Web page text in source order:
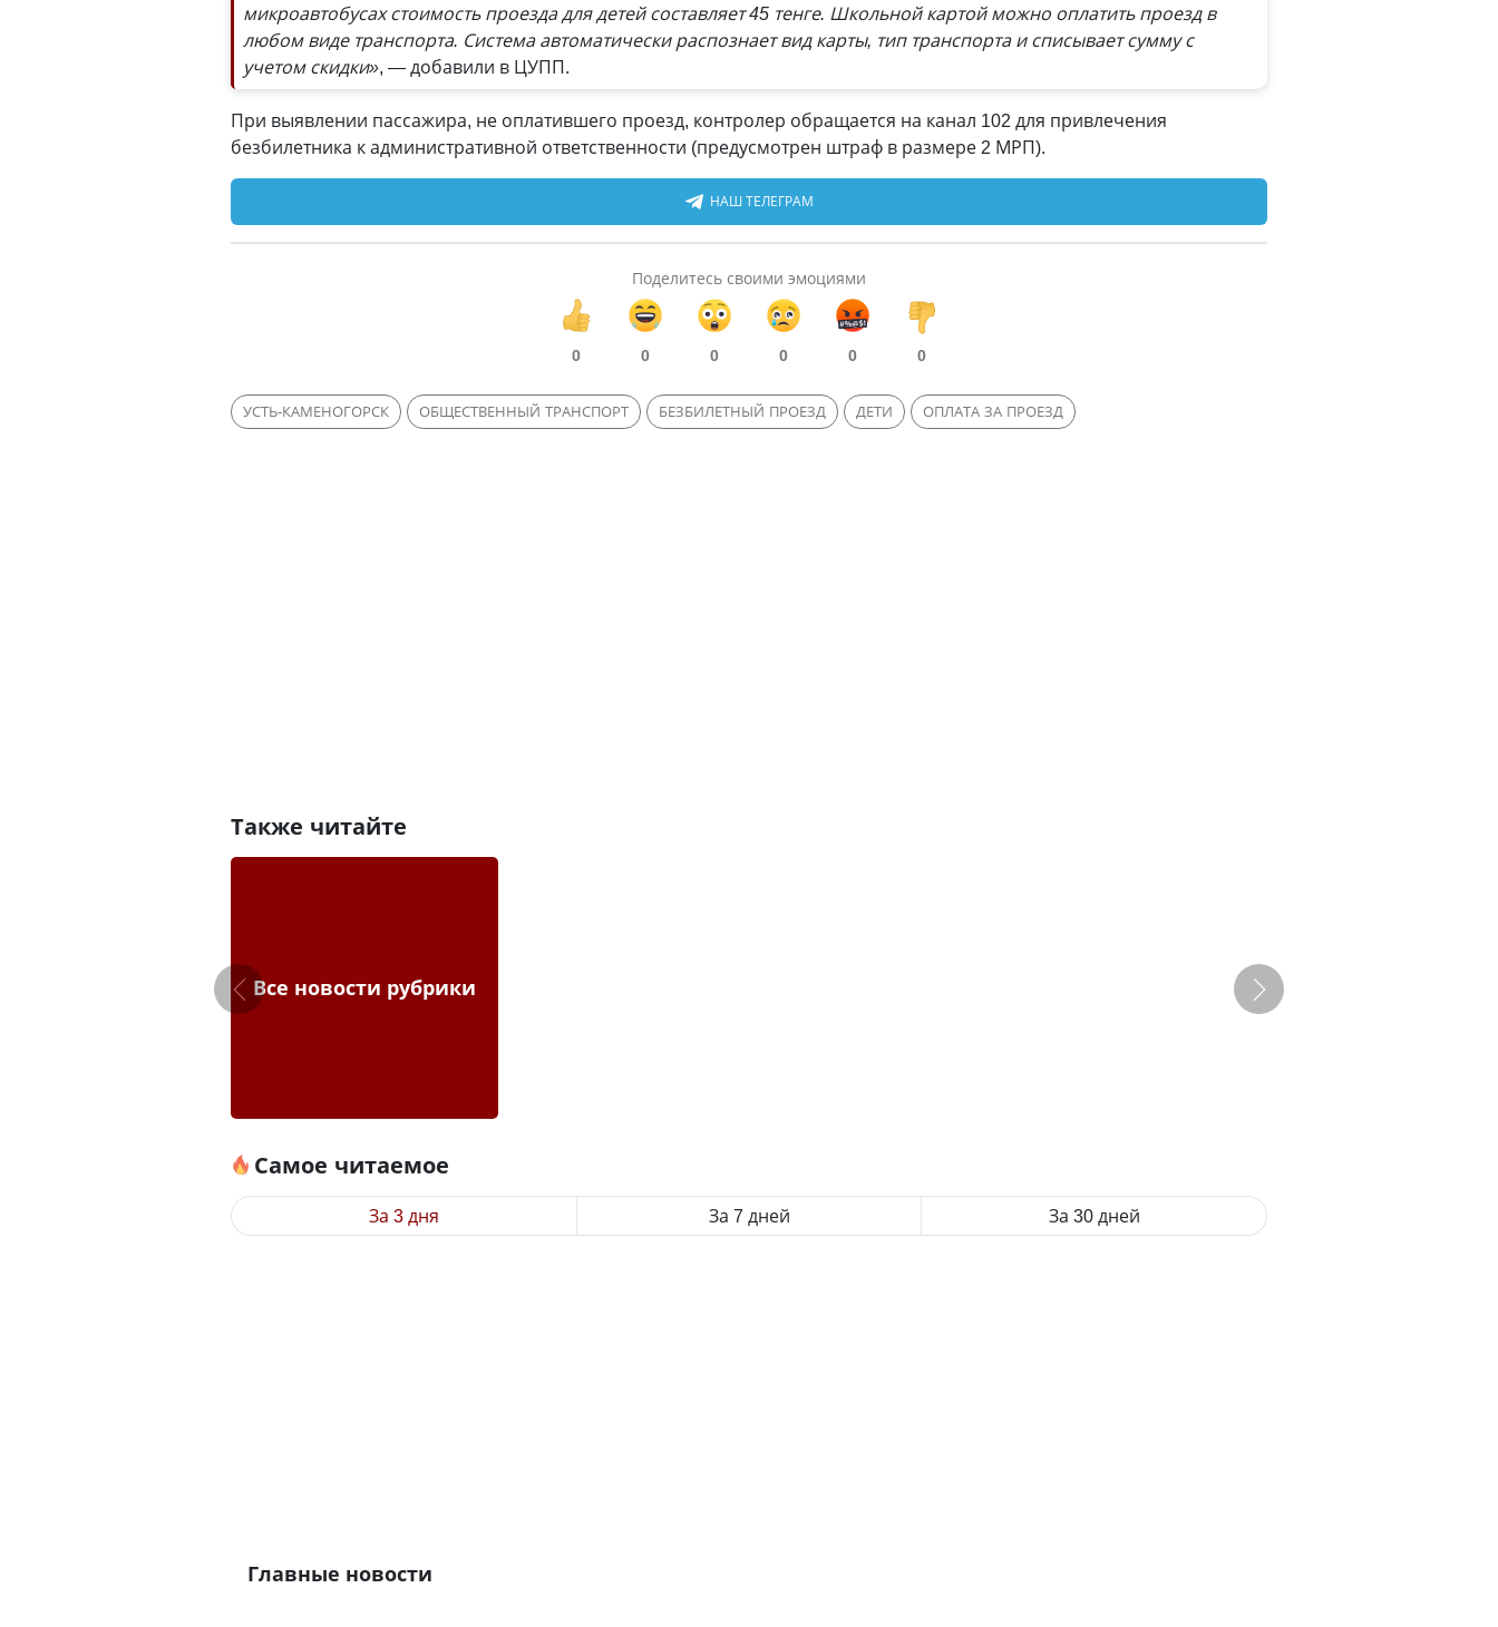
микроавтобусах стоимость проезда для детей составляет 45 тенге. Школьной картой можно оплатить проезд в
любом виде транспорта. Система автоматически распознает вид карты, тип транспорта и списывает сумму с
учетом скидки», — добавили в ЦУПП.
При выявлении пассажира, не оплатившего проезд, контролер обращается на канал 102 для привлечения
безбилетника к административной ответственности (предусмотрен штраф в размере 2 МРП).
НАШ ТЕЛЕГРАМ
Поделитесь своими эмоциями
0 0 0 0 0 0
УСТЬ-КАМЕНОГОРСК ОБЩЕСТВЕННЫЙ ТРАНСПОРТ БЕЗБИЛЕТНЫЙ ПРОЕЗД ДЕТИ ОПЛАТА ЗА ПРОЕЗД
Также читайте
Все новости рубрики
Самое читаемое
За 3 дня За 7 дней За 30 дней
Главные новости